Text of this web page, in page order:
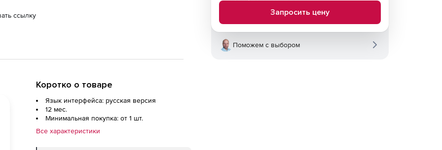
ссылку
Коротко о товаре
Язык интерфейса: русская версия
12 мес.
Минимальная покупка: от 1 шт.
Все характеристики
Запросить цену
Поможем с выбором